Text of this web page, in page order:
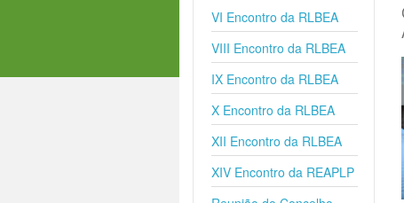
VI Encontro da RLBEA
VIII Encontro da RLBEA
IX Encontro da RLBEA
X Encontro da RLBEA
XII Encontro da RLBEA
XIV Encontro da REAPLP